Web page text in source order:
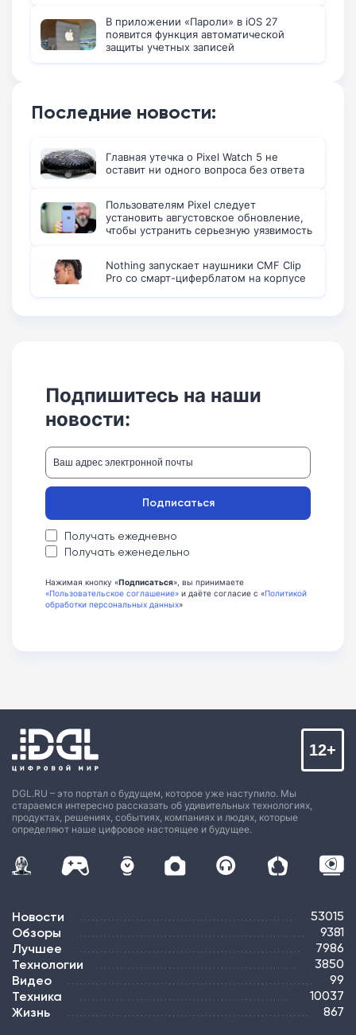
В приложении «Пароли» в iOS 27
появится функция автоматической
защиты учетных записей
Последние новости:
Главная утечка о Pixel Watch 5 не
оставит ни одного вопроса без ответа
Пользователям Pixel следует
установить августовское обновление,
чтобы устранить серьезную уязвимость
Nothing запускает наушники CMF Clip
Pro со смарт-циферблатом на корпусе
Подпишитесь на наши
новости:
Получать ежедневно
Получать еженедельно
Подписаться
Нажимая кнопку «Подписаться», вы принимаете
«Пользовательское соглашение» и даёте согласие с «Политикой
обработки персональных данных»
DGL.RU – это портал о будущем, которое уже наступило. Мы
стараемся интересно рассказать об удивительных технологиях,
продуктах, решениях, событиях, компаниях и людях, которые
определяют наше цифровое настоящее и будущее.
12+
Новости 53015
Обзоры 9381
Лучшее 7986
Технологии 3850
Видео 99
Техника 10037
Жизнь 867